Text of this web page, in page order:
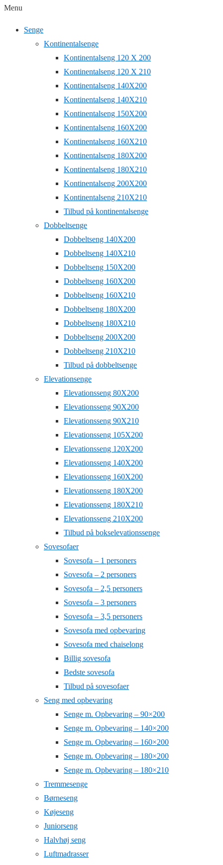
Menu
Senge
Kontinentalsenge
Kontinentalseng 120 X 200
Kontinentalseng 120 X 210
Kontinentalseng 140X200
Kontinentalseng 140X210
Kontinentalseng 150X200
Kontinentalseng 160X200
Kontinentalseng 160X210
Kontinentalseng 180X200
Kontinentalseng 180X210
Kontinentalseng 200X200
Kontinentalseng 210X210
Tilbud på kontinentalsenge
Dobbeltsenge
Dobbeltseng 140X200
Dobbeltseng 140X210
Dobbeltseng 150X200
Dobbeltseng 160X200
Dobbeltseng 160X210
Dobbeltseng 180X200
Dobbeltseng 180X210
Dobbeltseng 200X200
Dobbeltseng 210X210
Tilbud på dobbeltsenge
Elevationsenge
Elevationsseng 80X200
Elevationsseng 90X200
Elevationsseng 90X210
Elevationsseng 105X200
Elevationsseng 120X200
Elevationsseng 140X200
Elevationsseng 160X200
Elevationsseng 180X200
Elevationsseng 180X210
Elevationsseng 210X200
Tilbud på bokselevationssenge
Sovesofaer
Sovesofa – 1 personers
Sovesofa – 2 personers
Sovesofa – 2,5 personers
Sovesofa – 3 personers
Sovesofa – 3,5 personers
Sovesofa med opbevaring
Sovesofa med chaiselong
Billig sovesofa
Bedste sovesofa
Tilbud på sovesofaer
Seng med opbevaring
Senge m. Opbevaring – 90×200
Senge m. Opbevaring – 140×200
Senge m. Opbevaring – 160×200
Senge m. Opbevaring – 180×200
Senge m. Opbevaring – 180×210
Tremmesenge
Børneseng
Køjeseng
Juniorseng
Halvhøj seng
Luftmadrasser